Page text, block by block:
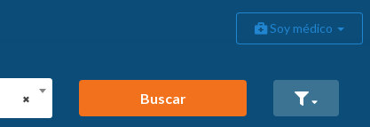
Soy médico
×
Buscar